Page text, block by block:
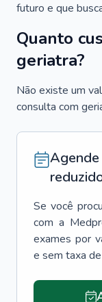
futuro e que
Quanto
geriatra?
Não existe um
consulta com
Agende
Se você
com a
exames por
e sem taxa